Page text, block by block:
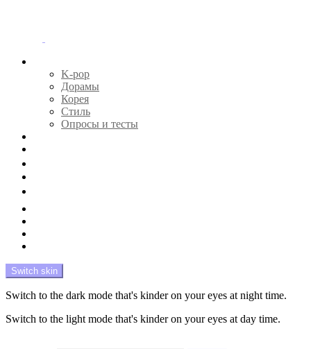
K-pop
Дорамы
Корея
Стиль
Опросы и тесты
Switch skin
Switch to the dark mode that's kinder on your eyes at night time.
Switch to the light mode that's kinder on your eyes at day time.